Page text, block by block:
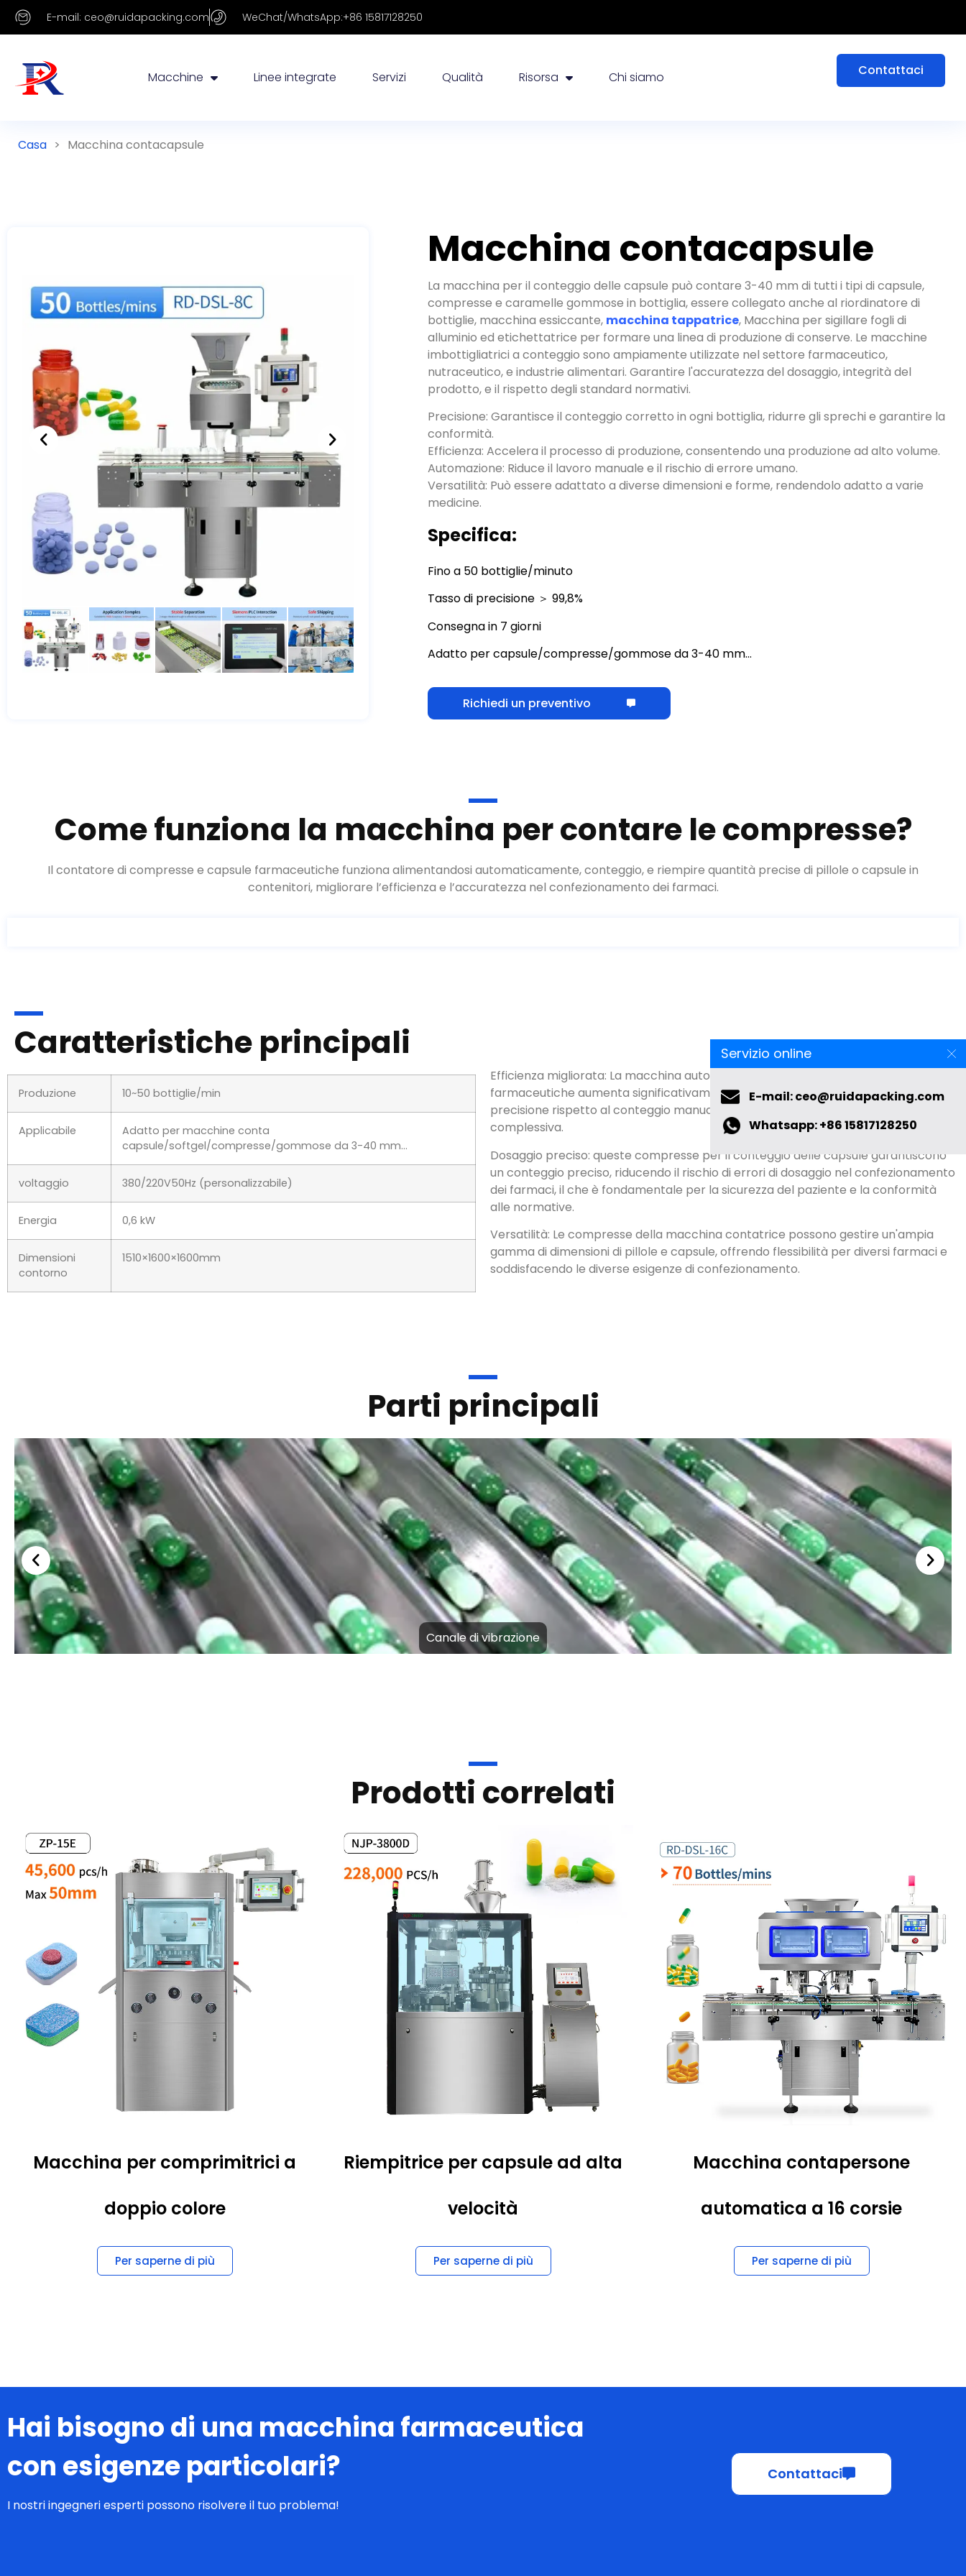
E-mail: ceo@ruidapacking.com WeChat/WhatsApp:+86 15817128250
Macchine Linee integrate Servizi Qualità Risorsa Chi siamo Contattaci
Macchina contacapsule
La macchina per il conteggio delle capsule può contare 3-40 mm di tutti i tipi di capsule,
compresse e caramelle gommose in bottiglia, essere collegato anche al riordinatore di
bottiglie, macchina essiccante,macchina tappatrice, Macchina per sigillare fogli di
alluminio ed etichettatrice per formare una linea di produzione di conserve. Le macchine
imbottigliatrici a conteggio sono ampiamente utilizzate nel settore farmaceutico,
nutraceutico, e industrie alimentari. Garantire l'accuratezza del dosaggio, integrità del
prodotto, e il rispetto degli standard normativi.
Precisione: Garantisce il conteggio corretto in ogni bottiglia, ridurre gli sprechi e garantire la
Efficienza: Accelera il processo di produzione, consentendo una produzione ad alto volume.
Automazione: Riduce il lavoro manuale e il rischio di errore umano.
Versatilità: Può essere adattato a diverse dimensioni e forme, rendendolo adatto a varie
medicine.
Specifica:
Fino a 50 bottiglie/minuto
Tasso di precisione ＞ 99,8%
Consegna in 7 giorni
Adatto per capsule/compresse/gommose da 3-40 mm…
Come funziona la macchina per contare le compresse?
Il contatore di compresse e capsule farmaceutiche funziona alimentandosi automaticamente, conteggio, e riempire quantità precise di pillole o capsule in
Caratteristiche principali
Adatto per macchine conta
380/220V50Hz (personalizzabile)
Energia
Dimensioni
Efficienza migliorata: La macchina automatica per il conteggio delle capsule
farmaceutiche aumenta significativamente la velocità di produzione e la
precisione rispetto al conteggio manuale, miglioramento dell’efficienza operativa
complessiva.
Dosaggio preciso: queste compresse per il conteggio delle capsule garantiscono
dei farmaci, il che è fondamentale per la sicurezza del paziente e la conformità
alle normative.
Versatilità: Le compresse della macchina contatrice possono gestire un'ampia
soddisfacendo le diverse esigenze di confezionamento.
Parti principali
Canale di vibrazione Piastra ribaltabile brevettata Conteggio
Prodotti correlati
doppio colore
velocità
automatica a 16 corsie
Servizio online
E-mail: ceo@ruidapacking.com
Whatsapp: +86 15817128250
con esigenze particolari?
I nostri ingegneri esperti possono risolvere il tuo problema!